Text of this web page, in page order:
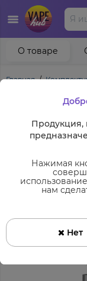
Главная
О товаре
Продукция,
Нажимая
нам
Нет